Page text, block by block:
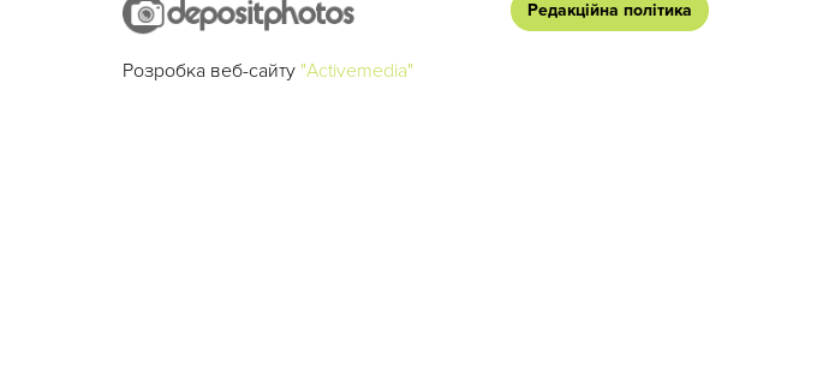
Розробка веб-сайту "Activemedia"
Редакційна політика